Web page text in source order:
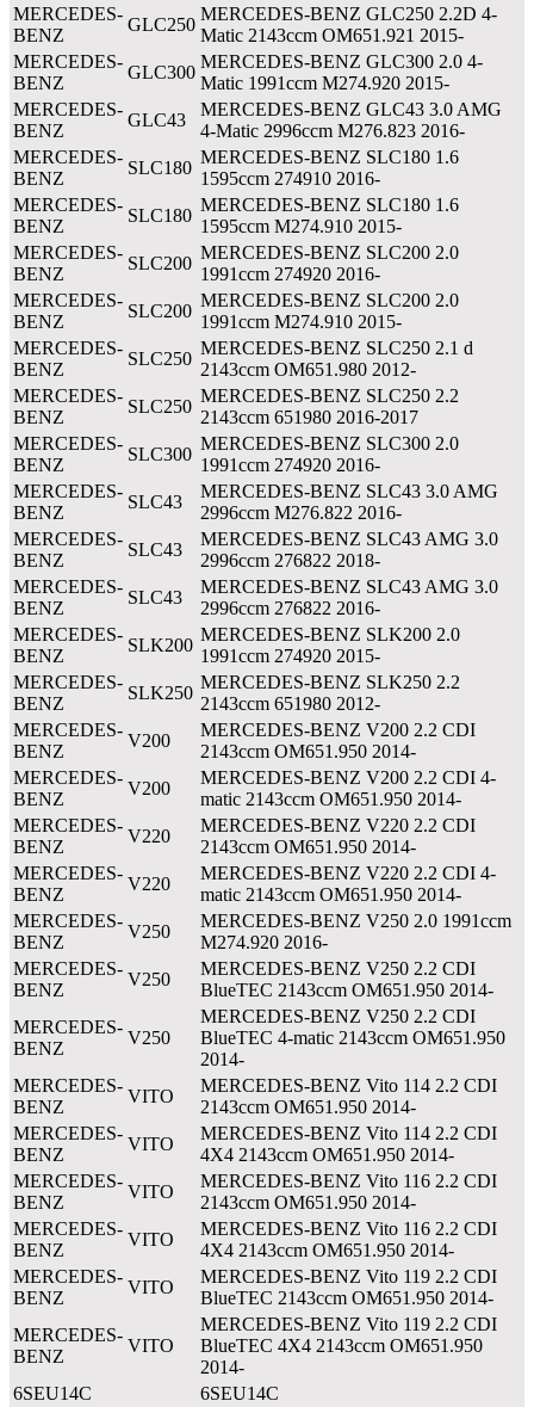
MERCEDES-
BENZ
GLC250
MERCEDES-BENZ GLC250 2.2D 4-
Matic 2143ccm OM651.921 2015-
MERCEDES-
BENZ
GLC300
MERCEDES-BENZ GLC300 2.0 4-
Matic 1991ccm M274.920 2015-
MERCEDES-
BENZ
GLC43
MERCEDES-BENZ GLC43 3.0 AMG
4-Matic 2996ccm M276.823 2016-
MERCEDES-
BENZ
SLC180
MERCEDES-BENZ SLC180 1.6
1595ccm 274910 2016-
MERCEDES-
BENZ
SLC180
MERCEDES-BENZ SLC180 1.6
1595ccm M274.910 2015-
MERCEDES-
BENZ
SLC200
MERCEDES-BENZ SLC200 2.0
1991ccm 274920 2016-
MERCEDES-
BENZ
SLC200
MERCEDES-BENZ SLC200 2.0
1991ccm M274.910 2015-
MERCEDES-
BENZ
SLC250
MERCEDES-BENZ SLC250 2.1 d
2143ccm OM651.980 2012-
MERCEDES-
BENZ
SLC250
MERCEDES-BENZ SLC250 2.2
2143ccm 651980 2016-2017
MERCEDES-
BENZ
SLC300
MERCEDES-BENZ SLC300 2.0
1991ccm 274920 2016-
MERCEDES-
BENZ
SLC43
MERCEDES-BENZ SLC43 3.0 AMG
2996ccm M276.822 2016-
MERCEDES-
BENZ
SLC43
MERCEDES-BENZ SLC43 AMG 3.0
2996ccm 276822 2018-
MERCEDES-
BENZ
SLC43
MERCEDES-BENZ SLC43 AMG 3.0
2996ccm 276822 2016-
MERCEDES-
BENZ
SLK200
MERCEDES-BENZ SLK200 2.0
1991ccm 274920 2015-
MERCEDES-
BENZ
SLK250
MERCEDES-BENZ SLK250 2.2
2143ccm 651980 2012-
MERCEDES-
BENZ
V200
MERCEDES-BENZ V200 2.2 CDI
2143ccm OM651.950 2014-
MERCEDES-
BENZ
V200
MERCEDES-BENZ V200 2.2 CDI 4-
matic 2143ccm OM651.950 2014-
MERCEDES-
BENZ
V220
MERCEDES-BENZ V220 2.2 CDI
2143ccm OM651.950 2014-
MERCEDES-
BENZ
V220
MERCEDES-BENZ V220 2.2 CDI 4-
matic 2143ccm OM651.950 2014-
MERCEDES-
BENZ
V250
MERCEDES-BENZ V250 2.0 1991ccm
M274.920 2016-
MERCEDES-
BENZ
V250
MERCEDES-BENZ V250 2.2 CDI
BlueTEC 2143ccm OM651.950 2014-
MERCEDES-
BENZ
V250
MERCEDES-BENZ V250 2.2 CDI
BlueTEC 4-matic 2143ccm OM651.950
2014-
MERCEDES-
BENZ
VITO
MERCEDES-BENZ Vito 114 2.2 CDI
2143ccm OM651.950 2014-
MERCEDES-
BENZ
VITO
MERCEDES-BENZ Vito 114 2.2 CDI
4X4 2143ccm OM651.950 2014-
MERCEDES-
BENZ
VITO
MERCEDES-BENZ Vito 116 2.2 CDI
2143ccm OM651.950 2014-
MERCEDES-
BENZ
VITO
MERCEDES-BENZ Vito 116 2.2 CDI
4X4 2143ccm OM651.950 2014-
MERCEDES-
BENZ
VITO
MERCEDES-BENZ Vito 119 2.2 CDI
BlueTEC 2143ccm OM651.950 2014-
MERCEDES-
BENZ
VITO
MERCEDES-BENZ Vito 119 2.2 CDI
BlueTEC 4X4 2143ccm OM651.950
2014-
6SEU14C
6SEU14C